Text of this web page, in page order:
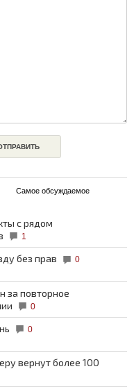
Самое обсуждаемое
с рядом
1
без прав 0
за повторное
0
0
вернут более 100